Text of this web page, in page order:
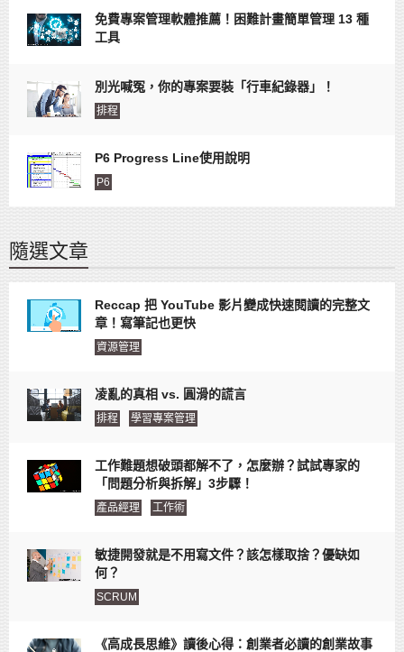
免費專案管理軟體推薦！困難計畫簡單管理 13 種
工具
別光喊冤，你的專案要裝「行車紀錄器」！
排程
P6 Progress Line使用說明
P6
隨選文章
Reccap 把 YouTube 影片變成快速閱讀的完整文
章！寫筆記也更快
資源管理
凌亂的真相 vs. 圓滑的謊言
排程 學習專案管理
工作難題想破頭都解不了，怎麼辦？試試專家的
「問題分析與拆解」3步驟！
產品經理 工作術
敏捷開發就是不用寫文件？該怎樣取捨？優缺如
何？
SCRUM
《高成長思維》讀後心得：創業者必讀的創業故事